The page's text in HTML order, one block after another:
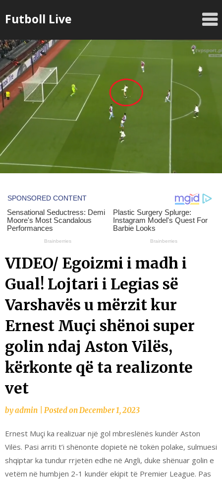
toFutboll Live
VIDEO/ Egoizmi i madh i
Gual! Lojtari i Legias së
Varshavës u mërzit kur
Ernest Muçi shënoi super
golin ndaj Aston Vilës,
kërkonte që ta realizonte
vet
byadmin Posted onDecember 1, 2023
Ernest Muçi ka realizuar një gol mbreslënës kundër Aston
Vilës. Pasi arriti t’i shënonte dopietë në tokën polake, sulmuesi
shqiptar ka tundur rrjetën edhe në Angli, duke shënuar golin e
vetëm në humbjen 2-1 kundër ekipit të Premier League. Pas